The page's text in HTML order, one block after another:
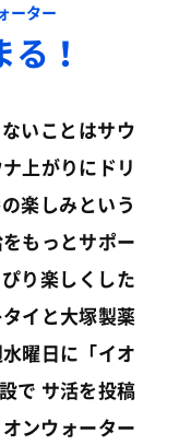
ーター
！
いことはサウ
上がりにドリ
楽しみという
もっとサポー
り楽しくした
イと大塚製薬
曜日に「イオ
で サ活を投稿
ンウォーター